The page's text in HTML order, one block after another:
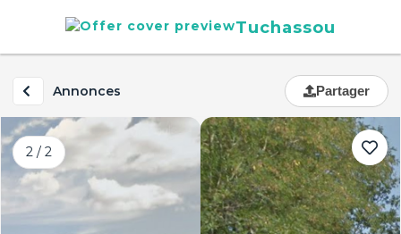
Tuchassou
Annonces Partager
2 / 2